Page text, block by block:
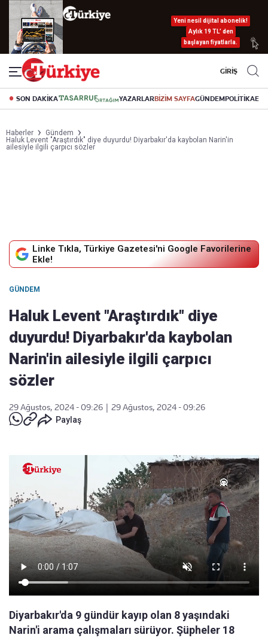
Yeni nesil dijital abonelik!
Aylık 19 TL’ den
başlayan fiyatlarla.
GİRİŞ
SON DAKİKA YAZARLARBİZİM SAYFAGÜNDEMPOLİTİKA
Haberler
Gündem
Haluk Levent "Araştırdık" diye duyurdu! Diyarbakır'da kaybolan Narin'in
ailesiyle ilgili çarpıcı sözler
Linke Tıkla, Türkiye Gazetesi'ni Google Favorilerine
Ekle!
GÜNDEM
Haluk Levent "Araştırdık" diye
duyurdu! Diyarbakır'da kaybolan
Narin'in ailesiyle ilgili çarpıcı
sözler
29 Ağustos, 2024 - 09:26
29 Ağustos, 2024 - 09:26
Paylaş
Diyarbakır'da 9 gündür kayıp olan 8 yaşındaki
Narin'i arama çalışmaları sürüyor. Şüpheler 18